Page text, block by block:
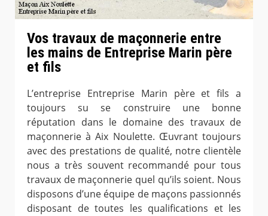
Vos travaux de maçonnerie entre
les mains de Entreprise Marin père
et fils
L’entreprise Entreprise Marin père et fils a
toujours su se construire une bonne
réputation dans le domaine des travaux de
maçonnerie à Aix Noulette. Œuvrant toujours
avec des prestations de qualité, notre clientèle
nous a très souvent recommandé pour tous
travaux de maçonnerie quel qu’ils soient. Nous
disposons d’une équipe de maçons passionnés
disposant de toutes les qualifications et les